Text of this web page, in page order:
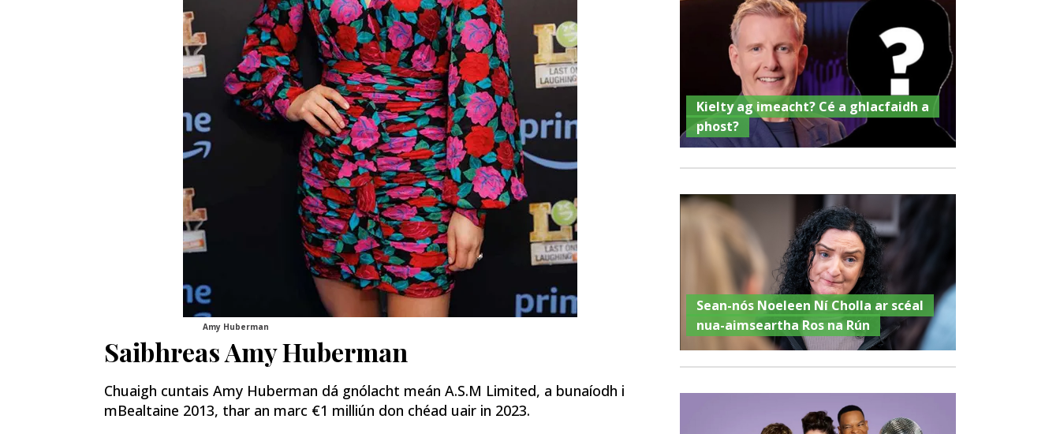
Amy Huberman
Saibhreas Amy Huberman
Chuaigh cuntais Amy Huberman dá gnólacht meán A.S.M Limited, a bunaíodh i
mBealtaine 2013, thar an marc €1 milliún don chéad uair in 2023.
Kielty ag imeacht? Cé a ghlacfaidh a
phost?
Sean-nós Noeleen Ní Cholla ar scéal
nua-aimseartha Ros na Rún